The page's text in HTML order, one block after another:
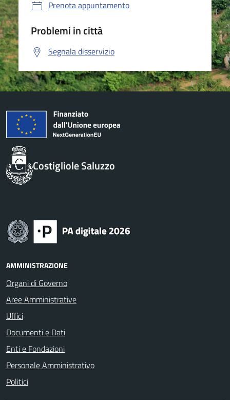
Prenota appuntamento
Problemi in città
Segnala disservizio
Costigliole Saluzzo
AMMINISTRAZIONE
Organi di Governo
Aree Amministrative
Uffici
Documenti e Dati
Enti e Fondazioni
Personale Amministrativo
Politici